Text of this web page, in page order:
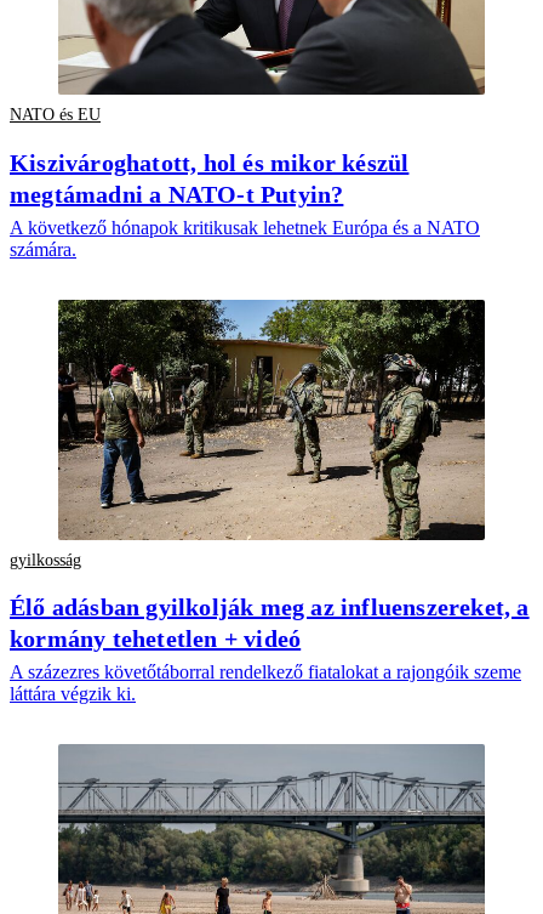
NATO és EU
Kiszivároghatott, hol és mikor készül
megtámadni a NATO-t Putyin?
A következő hónapok kritikusak lehetnek Európa és a NATO
számára.
gyilkosság
Élő adásban gyilkolják meg az influenszereket, a
kormány tehetetlen + videó
A százezres követőtáborral rendelkező fiatalokat a rajongóik szeme
láttára végzik ki.